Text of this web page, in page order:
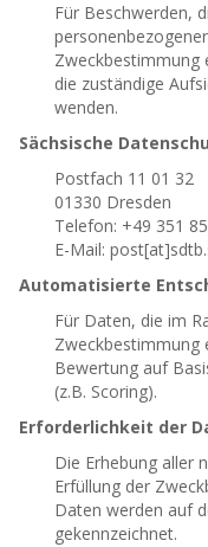
Für Beschwerden,
Zweckbestimmung
die zuständige
wenden.
Sächsische
Postfach 11 01 32
01330 Dresden
Telefon: +49 351
E-Mail:
Automatisierte
Für Daten, die im
Zweckbestimmung
Bewertung auf
(z.B. Scoring).
Erforderlichkeit der
Die Erhebung aller
Erfüllung der
Daten werden auf
gekennzeichnet.